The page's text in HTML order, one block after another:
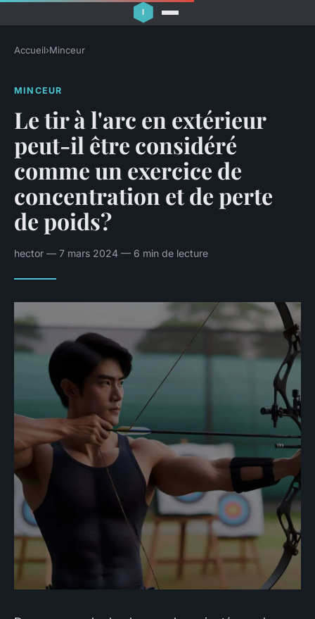
Accueil›Minceur
MINCEUR
Le tir à l'arc en extérieur
peut-il être considéré
comme un exercice de
concentration et de perte
de poids?
hector — 7 mars 2024 — 6 min de lecture